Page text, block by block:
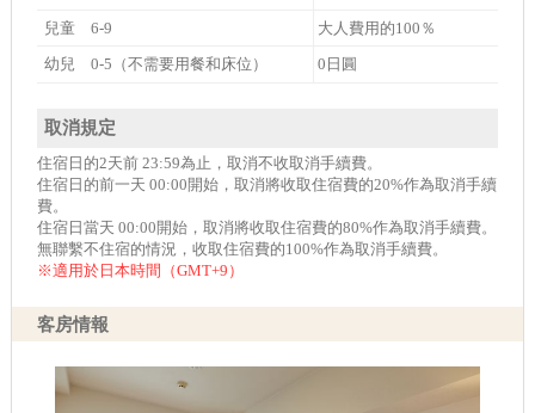
兒童 6-9 大人費用的100％
幼兒 0-5（不需要用餐和床位） 0日圓
取消規定
住宿日的2天前 23:59為止，取消不收取消手續費。
住宿日的前一天 00:00開始，取消將收取住宿費的20%作為取消手續
費。
住宿日當天 00:00開始，取消將收取住宿費的80%作為取消手續費。
無聯繫不住宿的情況，收取住宿費的100%作為取消手續費。
※適用於日本時間（GMT+9）
客房情報